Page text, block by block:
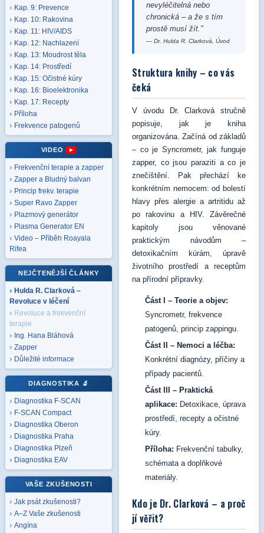
Kap. 9: Prevence
Kap. 10: Rakovina
Kap. 11: HIV/AIDS
Kap. 12: Nachlazení
Kap. 13: Moudrost těla
Kap. 14: Prostředí
Kap. 15: Očistné kúry
Kap. 16: Bioelektronika
Kap. 17: Recepty
Příloha
Frekvence patogenů
VIDEO
Frekvenční terapie a zapper
Zapper a Bludný balvan
Princip frekv. terapie
Super Ravo Zapper
Plazmový generátor
Plasma Generator EN
Video – Příběh Roayala
Rifea
NEJČTENĚJŠÍ ČLÁNKY
Hulda R. Clarková –
Revoluce v léčení
Revoluce a frekvenční
terapie
Ing. Hana Bláhová
Zapper
Důležité informace
DIAGNOSTIKA 🔬
Diagnostika F-SCAN
F-SCAN Compact
Diagnostika Oberon
Diagnostika Praha
Diagnostika Plzeň
Diagnostika EAV
VAŠE ZKUŠENOSTI
Jak psát zkušenosti?
A–Z Vaše zkušenosti
Angína
nevyléčitelná nebo
chronická – a že s tím
prostě musí žít."
— Dr. Hulda R. Clarková, Úvod
Struktura knihy – co vás
čeká
V úvodu Dr. Clarková stručně
popisuje, jak je kniha
organizována. Začíná od základů
– co je Syncrometr, jak funguje
zapper, co jsou paraziti a co je
znečištění. Pak přechází ke
konkrétním nemocem: od bolestí
hlavy přes alergie a artritidu až
po rakovinu a HIV. Závěrečné
kapitoly jsou věnované
praktickým návodům –
detoxikačním kúrám, úpravě
životního prostředí a receptům
na přírodní přípravky.
Část I – Teorie a objev:
Syncrometr, frekvence
patogenů, princip zappingu.
Část II – Nemoci a léčba:
Konkrétní diagnózy, příčiny a
případy pacientů.
Část III – Praktická
aplikace: Detoxikace, úprava
prostředí, recepty a očistné
kúry.
Příloha: Frekvenční tabulky,
schémata a doplňkové
materiály.
Kdo je Dr. Clarková – a proč
jí věřit?